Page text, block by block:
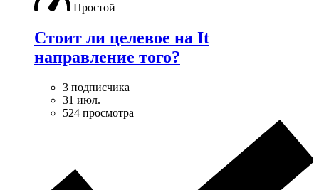
Простой
Стоит ли целевое на It
направление того?
3 подписчика
31 июл.
524 просмотра